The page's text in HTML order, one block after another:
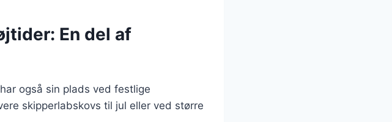
En del af
også sin plads ved festlige
skipperlabskovs til jul eller ved større